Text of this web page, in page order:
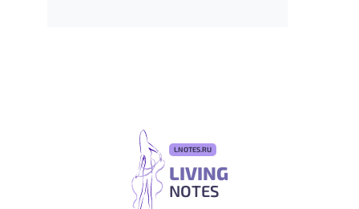
LNOTES.RU
LIVING
NOTES